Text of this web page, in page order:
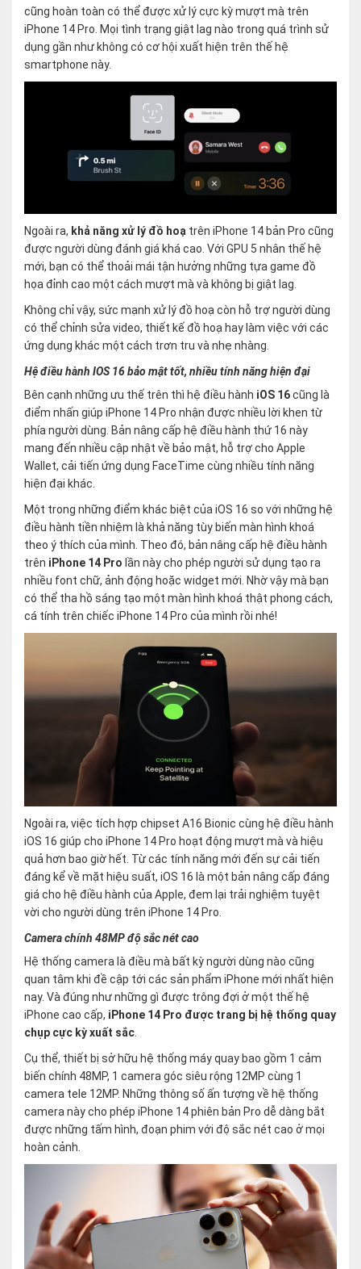
cũng hoàn toàn có thể được xử lý cực kỳ mượt mà trên
iPhone 14 Pro. Mọi tình trạng giật lag nào trong quá trình sử
dụng gần như không có cơ hội xuất hiện trên thế hệ
smartphone này.
Ngoài ra, khả năng xử lý đồ hoạ trên iPhone 14 bản Pro cũng
được người dùng đánh giá khá cao. Với GPU 5 nhân thế hệ
mới, bạn có thể thoải mái tận hưởng những tựa game đồ
họa đỉnh cao một cách mượt mà và không bị giật lag.
Không chỉ vậy, sức mạnh xử lý đồ hoạ còn hỗ trợ người dùng
có thể chỉnh sửa video, thiết kế đồ hoạ hay làm việc với các
ứng dụng khác một cách trơn tru và nhẹ nhàng.
Hệ điều hành IOS 16 bảo mật tốt, nhiều tính năng hiện đại
Bên cạnh những ưu thế trên thì hệ điều hành iOS 16cũng là
điểm nhấn giúp iPhone 14 Pro nhận được nhiều lời khen từ
phía người dùng. Bản nâng cấp hệ điều hành thứ 16 này
mang đến nhiều cập nhật về bảo mật, hỗ trợ cho Apple
Wallet, cải tiến ứng dụng FaceTime cùng nhiều tính năng
hiện đại khác.
Một trong những điểm khác biệt của iOS 16 so với những hệ
điều hành tiền nhiệm là khả năng tùy biến màn hình khoá
theo ý thích của mình. Theo đó, bản nâng cấp hệ điều hành
trên iPhone 14 Pro lần này cho phép người sử dụng tạo ra
nhiều font chữ, ảnh động hoặc widget mới. Nhờ vậy mà bạn
có thể tha hồ sáng tạo một màn hình khoá thật phong cách,
cá tính trên chiếc iPhone 14 Pro của mình rồi nhé!
Ngoài ra, việc tích hợp chipset A16 Bionic cùng hệ điều hành
iOS 16 giúp cho iPhone 14 Pro hoạt động mượt mà và hiệu
quả hơn bao giờ hết. Từ các tính năng mới đến sự cải tiến
đáng kể về mặt hiệu suất, iOS 16 là một bản nâng cấp đáng
giá cho hệ điều hành của Apple, đem lại trải nghiệm tuyệt
vời cho người dùng trên iPhone 14 Pro.
Camera chính 48MP độ sắc nét cao
Hệ thống camera là điều mà bất kỳ người dùng nào cũng
quan tâm khi đề cập tới các sản phẩm iPhone mới nhất hiện
nay. Và đúng như những gì được trông đợi ở một thế hệ
iPhone cao cấp, iPhone 14 Pro được trang bị hệ thống quay
chụp cực kỳ xuất sắc
Cụ thể, thiết bị sở hữu hệ thống máy quay bao gồm 1 cảm
biến chính 48MP, 1 camera góc siêu rộng 12MP cùng 1
camera tele 12MP. Những thông số ấn tượng về hệ thống
camera này cho phép iPhone 14 phiên bản Pro dễ dàng bắt
được những tấm hình, đoạn phim với độ sắc nét cao ở mọi
hoàn cảnh.